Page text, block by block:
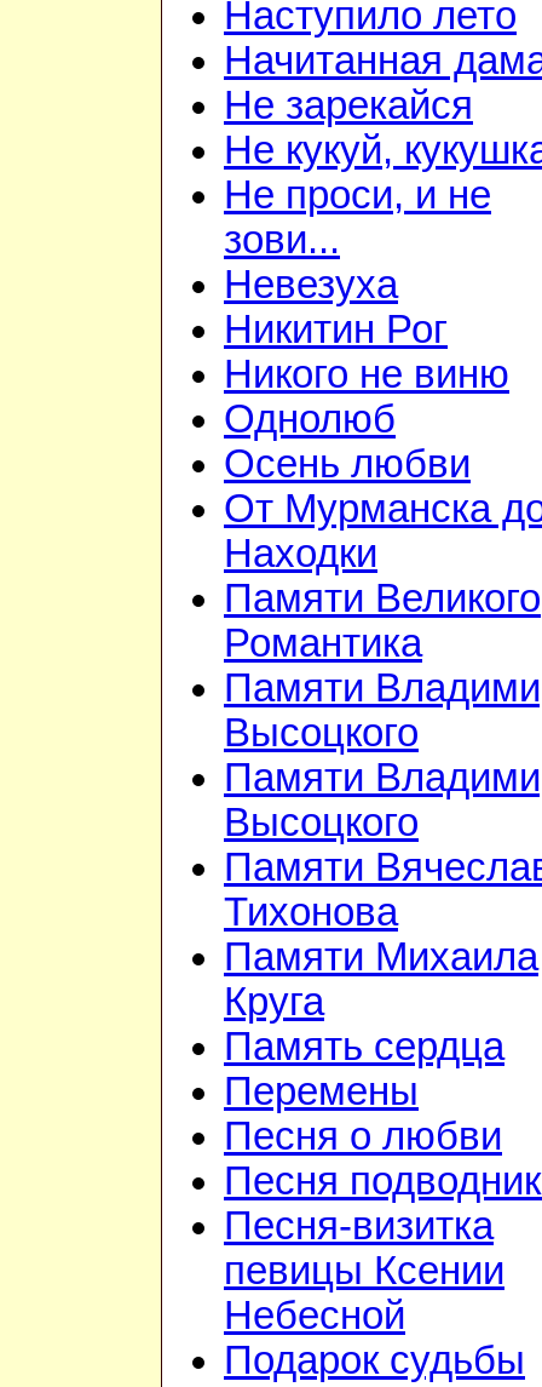
Наступило лето
Начитанная
Не зарекайся
Не кукуй,
Не проси, и не
зови...
Невезуха
Никитин Рог
Никого не виню
Однолюб
Осень любви
От Мурманска
Находки
Памяти Великого
Романтика
Памяти
Высоцкого
Памяти
Высоцкого
Памяти
Тихонова
Памяти Михаила
Круга
Память сердца
Перемены
Песня о любви
Песня
Песня-визитка
певицы Ксении
Небесной
Подарок судьбы